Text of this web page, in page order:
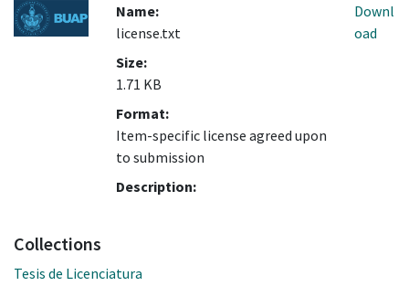
Name:
license.txt
Size:
1.71 KB
Format:
Item-specific license agreed upon
to submission
Description:
Downl
oad
Collections
Tesis de Licenciatura